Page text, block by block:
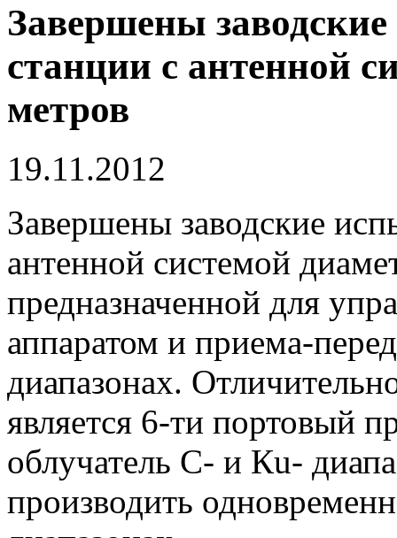
Завершены
станции с антенной
метров
19.11.2012
Завершены заводские
антенной системой
предназначенной для
аппаратом и приема-
диапазонах.
является 6-ти портовый
облучатель С- и Кu-
производить